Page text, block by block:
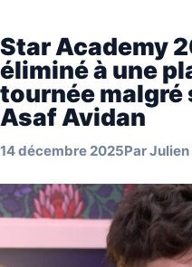
Star Academy
éliminé à une
tournée malgré
Asaf Avidan
14 décembre 2025ParJulien